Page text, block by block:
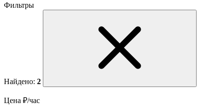
Фильтры
Найдено: 2
Цена ₽/час